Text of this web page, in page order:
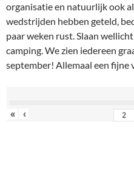
organisatie en natuurlijk ook
wedstrijden hebben geteld,
paar weken rust. Slaan
camping. We zien iedereen
september! Allemaal een fijne
« ‹